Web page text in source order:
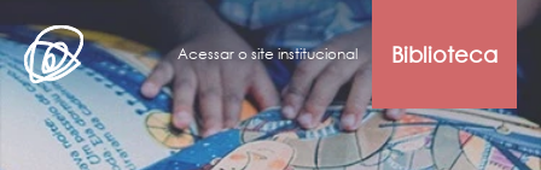
Acessar o site institucional Biblioteca